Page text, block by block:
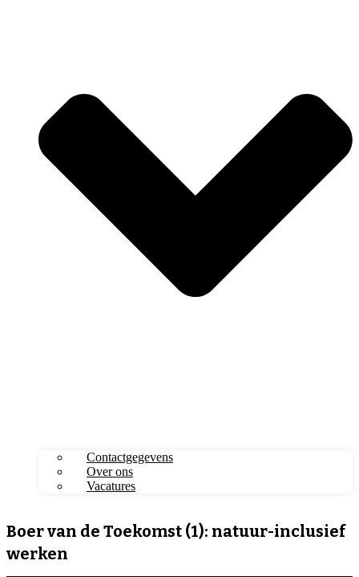
Contactgegevens
Over ons
Vacatures
Boer van de Toekomst (1): natuur-inclusief
werken